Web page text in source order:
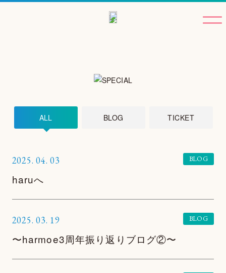
ALL BLOG TICKET
2025. 04. 03 BLOG
haruへ
2025. 03. 19 BLOG
〜harmoe3周年振り返りブログ②〜